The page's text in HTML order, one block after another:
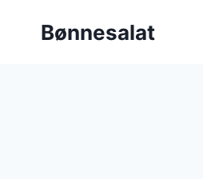
Bønnesalat